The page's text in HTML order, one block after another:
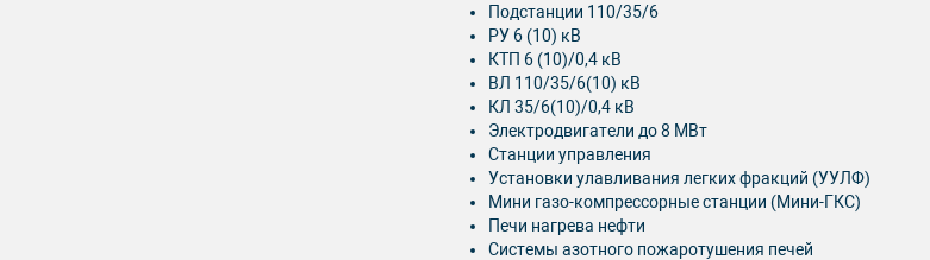
Подстанции 110/35/6
РУ 6 (10) кВ
КТП 6 (10)/0,4 кВ
ВЛ 110/35/6(10) кВ
КЛ 35/6(10)/0,4 кВ
Электродвигатели до 8 МВт
Станции управления
Установки улавливания легких фракций (УУЛФ)
Мини газо-компрессорные станции (Мини-ГКС)
Печи нагрева нефти
Системы азотного пожаротушения печей